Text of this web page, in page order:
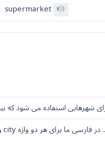
supermarket